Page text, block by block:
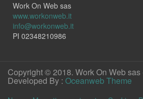
Work On Web sas
www.workonweb.it
info@workonweb.it
PI 02348210986
Copyright © 2018. Work On Web
Developed By : Oceanweb Theme